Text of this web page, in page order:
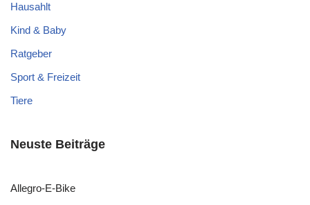
Hausahlt
Kind & Baby
Ratgeber
Sport & Freizeit
Tiere
Neuste Beiträge
Allegro-E-Bike